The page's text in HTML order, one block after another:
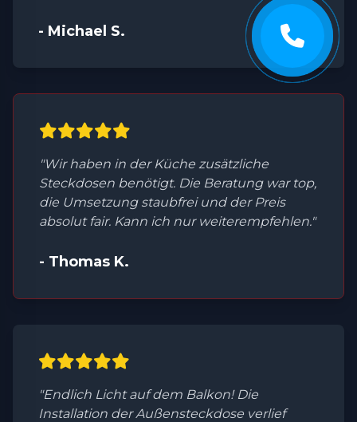
- Michael S.
"Wir haben in der Küche zusätzliche
Steckdosen benötigt. Die Beratung war top,
die Umsetzung staubfrei und der Preis
absolut fair. Kann ich nur weiterempfehlen."
- Thomas K.
"Endlich Licht auf dem Balkon! Die
Installation der Außensteckdose verlief